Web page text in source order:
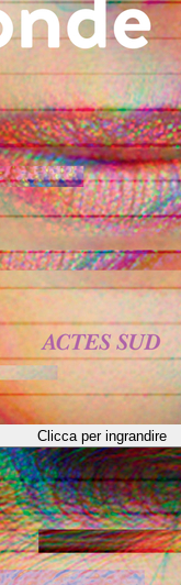
Clicca per ingrandire